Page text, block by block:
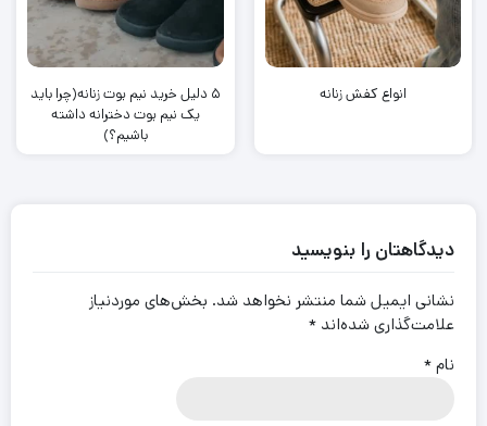
انواع کفش زنانه
۵ دلیل خرید نیم بوت زنانه(چرا باید
یک نیم بوت دخترانه داشته
باشیم؟)
دیدگاهتان را بنویسید
نشانی ایمیل شما منتشر نخواهد شد. بخش‌های موردنیاز
علامت‌گذاری شده‌اند *
نام*